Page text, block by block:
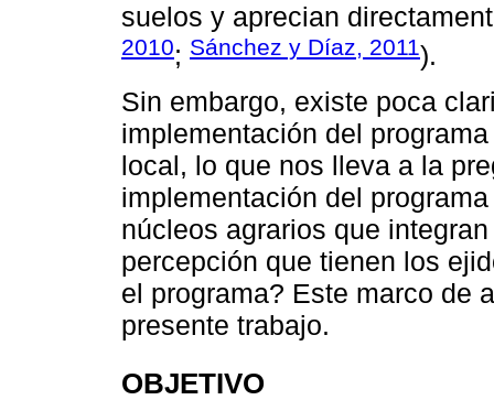
suelos y aprecian
2010; Sánchez y Díaz, 2011).
Sin embargo, existe poca
implementación del
local, lo que nos lleva a la
implementación del
núcleos agrarios que
percepción que tienen los
el programa? Este marco de
presente trabajo.
OBJETIVO